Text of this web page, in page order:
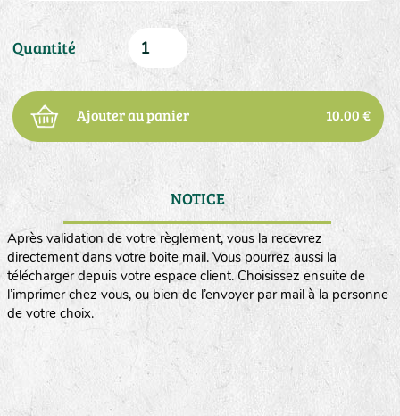
Quantité
Ajouter au panier 10.00 €
NOTICE
Après validation de votre règlement, vous la recevrez
directement dans votre boite mail. Vous pourrez aussi la
télécharger depuis votre espace client. Choisissez ensuite de
l’imprimer chez vous, ou bien de l’envoyer par mail à la personne
de votre choix.